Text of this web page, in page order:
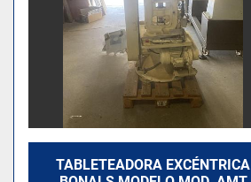
TABLETEADORA EXCÉNTRICA